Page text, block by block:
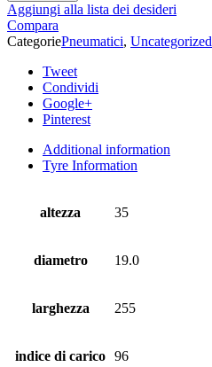
Aggiungi alla lista dei desideri
Compara
CategoriePneumatici, Uncategorized
Tweet
Condividi
Google+
Pinterest
Additional information
Tyre Information
altezza 35
diametro 19.0
larghezza 255
indice di carico 96